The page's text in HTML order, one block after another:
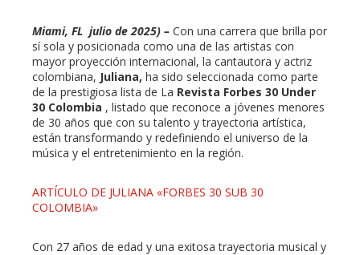
Miami, FL julio de 2025) – Con una carrera que brilla por
sí sola y posicionada como una de las artistas con
mayor proyección internacional, la cantautora y actriz
colombiana, Juliana, ha sido seleccionada como parte
de la prestigiosa lista de La Revista Forbes 30 Under
30 Colombia , listado que reconoce a jóvenes menores
de 30 años que con su talento y trayectoria artística,
están transformando y redefiniendo el universo de la
música y el entretenimiento en la región.
ARTÍCULO DE JULIANA «FORBES 30 SUB 30
COLOMBIA»
Con 27 años de edad y una exitosa trayectoria musical y